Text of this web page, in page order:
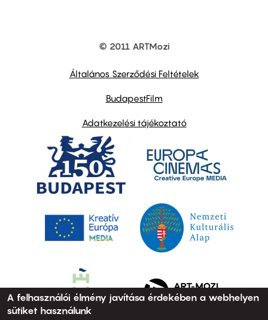
© 2011 ARTMozi
Általános Szerződési Feltételek
BudapestFilm
Adatkezelési tájékoztató
A felhasználói élmény javítása érdekében a webhelyen
sütiket használunk